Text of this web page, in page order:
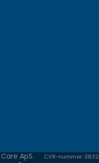
ApS. CVR-nummer: